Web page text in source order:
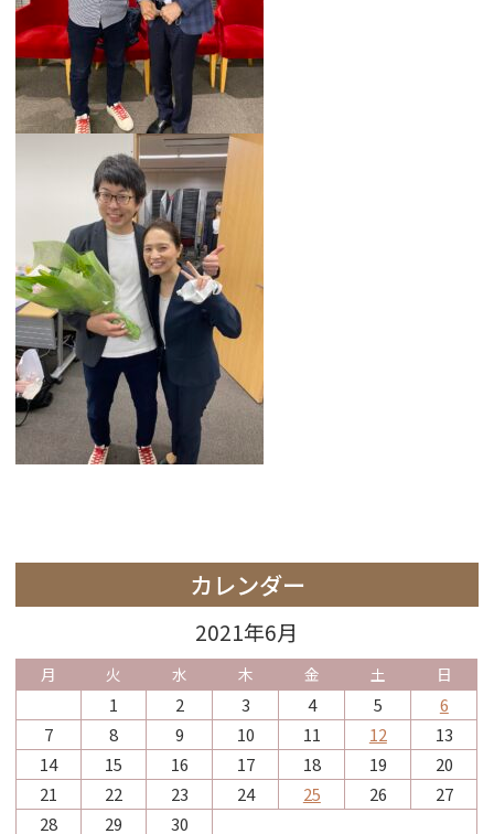
カレンダー
2021年6月
月 火 水 木 金 土 日
1 2 3 4 5
6
7
8 9 10 11 12
13
14
15 16 17 18 19
20
21
22 23 24 25 26
27
28
29 30